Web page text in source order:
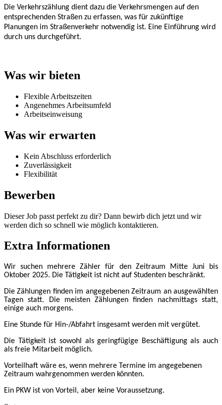
Die Verkehrszählung dient dazu die Verkehrsmengen auf den
entsprechenden Straßen zu erfassen, was für zukünftige
Planungen im Straßenverkehr notwendig ist. Eine Einführung wird
durch uns durchgeführt.
Was wir bieten
Flexible Arbeitszeiten
Angenehmes Arbeitsumfeld
Arbeitseinweisung
Was wir erwarten
Kein Abschluss erforderlich
Zuverlässigkeit
Flexibilität
Bewerben
Dieser Job passt perfekt zu dir? Dann bewirb dich jetzt und wir
werden dich so schnell wie möglich kontaktieren.
Extra Informationen
Wir suchen mehrere Zähler für den Zeitraum Mitte Juni bis
Oktober 2025. Die Tätigkeit ist nicht auf Studenten beschränkt.
Die Zählungen finden im angegebenen Zeitraum an ausgewählten
Tagen statt. Die meisten Zählungen finden nachmittags statt,
einige auch morgens.
Eine Stunde für Hin-/Abfahrt insgesamt werden mit vergütet.
Die Tätigkeit ist sowohl als geringfügige Beschäftigung als auch
als freie Mitarbeit möglich.
Vorteilhaft wäre es, wenn mehrere Termine im angegebenen
Zeitraum wahrgenommen werden könnten.
Ein PKW ist von Vorteil, aber keine Voraussetzung.